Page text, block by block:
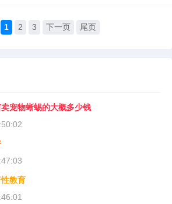
1 2 3 下一页 尾页
宠物蜥蜴的大概多少钱
教育